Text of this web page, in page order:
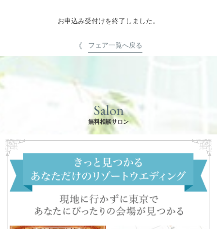
お申込み受付けを終了しました。
フェア一覧へ戻る
Salon
無料相談サロン